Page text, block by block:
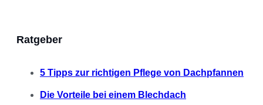
Ratgeber
5 Tipps zur richtigen Pflege von Dachpfannen
Die Vorteile bei einem Blechdach